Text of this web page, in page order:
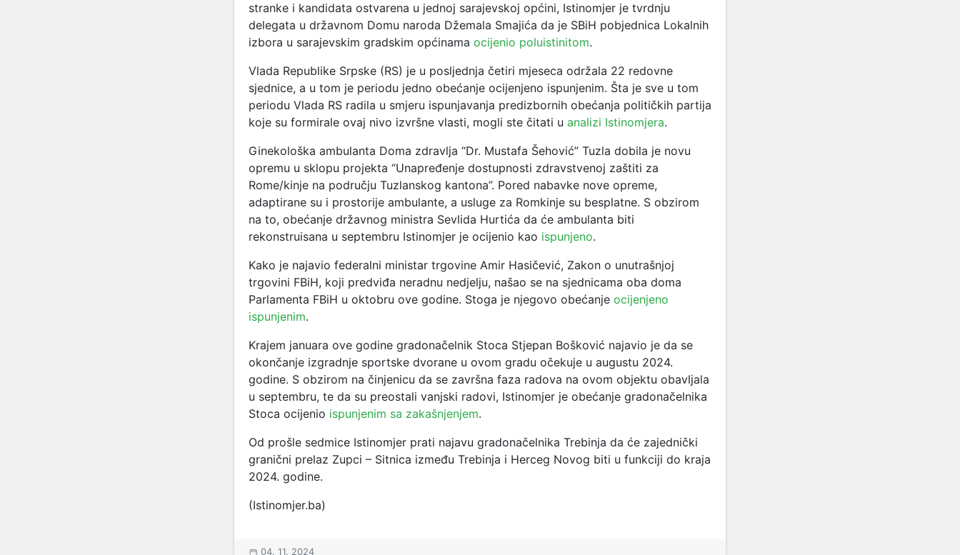
stranke i kandidata ostvarena u jednoj sarajevskoj općini, Istinomjer je tvrdnju
delegata u državnom Domu naroda Džemala Smajića da je SBiH pobjednica Lokalnih
izbora u sarajevskim gradskim općinama ocijenio poluistinitom.
Vlada Republike Srpske (RS) je u posljednja četiri mjeseca održala 22 redovne
sjednice, a u tom je periodu jedno obećanje ocijenjeno ispunjenim. Šta je sve u tom
periodu Vlada RS radila u smjeru ispunjavanja predizbornih obećanja političkih partija
koje su formirale ovaj nivo izvršne vlasti, mogli ste čitati u analizi Istinomjera.
Ginekološka ambulanta Doma zdravlja “Dr. Mustafa Šehović” Tuzla dobila je novu
opremu u sklopu projekta “Unapređenje dostupnosti zdravstvenoj zaštiti za
Rome/kinje na području Tuzlanskog kantona”. Pored nabavke nove opreme,
adaptirane su i prostorije ambulante, a usluge za Romkinje su besplatne. S obzirom
na to, obećanje državnog ministra Sevlida Hurtića da će ambulanta biti
rekonstruisana u septembru Istinomjer je ocijenio kao ispunjeno.
Kako je najavio federalni ministar trgovine Amir Hasičević, Zakon o unutrašnjoj
trgovini FBiH, koji predviđa neradnu nedjelju, našao se na sjednicama oba doma
Parlamenta FBiH u oktobru ove godine. Stoga je njegovo obećanje ocijenjeno
ispunjenim.
Krajem januara ove godine gradonačelnik Stoca Stjepan Bošković najavio je da se
okončanje izgradnje sportske dvorane u ovom gradu očekuje u augustu 2024.
godine. S obzirom na činjenicu da se završna faza radova na ovom objektu obavljala
u septembru, te da su preostali vanjski radovi, Istinomjer je obećanje gradonačelnika
Stoca ocijenio ispunjenim sa zakašnjenjem.
Od prošle sedmice Istinomjer prati najavu gradonačelnika Trebinja da će zajednički
granični prelaz Zupci – Sitnica između Trebinja i Herceg Novog biti u funkciji do kraja
2024. godine.
(Istinomjer.ba)
04. 11. 2024